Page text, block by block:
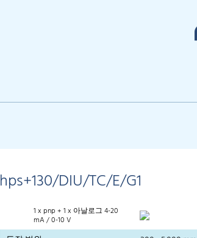
hps+130/DIU/TC/E/G1
1 x pnp + 1 x 아날로그 4-20
mA / 0-10 V